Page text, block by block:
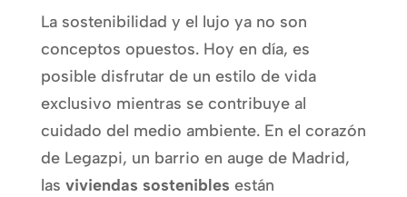
La sostenibilidad y el lujo ya no son
conceptos opuestos. Hoy en día, es
posible disfrutar de un estilo de vida
exclusivo mientras se contribuye al
cuidado del medio ambiente. En el corazón
de Legazpi, un barrio en auge de Madrid,
las viviendas sostenibles están